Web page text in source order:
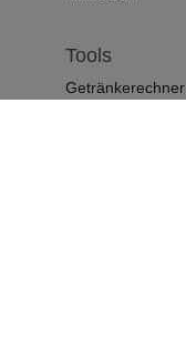
Tools
Getränkerechner